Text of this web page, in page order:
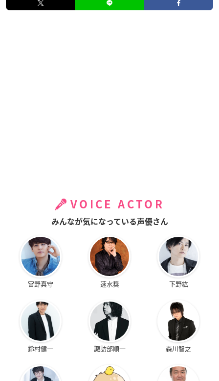
VOICE ACTOR
みんなが気になっている声優さん
宮野真守 速水奨 下野紘
鈴村健一 諏訪部順一 森川智之